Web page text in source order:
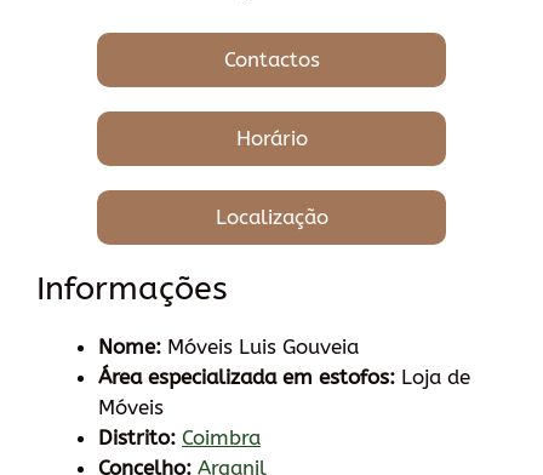
Contactos
Horário
Localização
Informações
Nome: Móveis Luis Gouveia
Área especializada em estofos: Loja de
Móveis
Distrito: Coimbra
Concelho: Arganil